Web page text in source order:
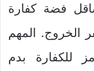
فضة كفارة
الخروج. المهم
للكفارة بدم